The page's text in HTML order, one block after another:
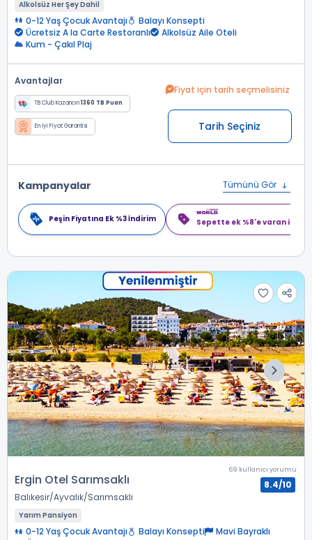
Alkolsüz Her Şey Dahil
0-12 Yaş Çocuk Avantajı
Balayı Konsepti
Ücretsiz A la Carte Restoranlı
Alkolsüz Aile Oteli
Kum - Çakıl Plaj
Avantajlar
TB Club Kazancın1360 TB Puan
En İyi Fiyat Garantisi
Fiyat için tarih seçmelisiniz
Tarih Seçiniz
Kampanyalar Tümünü Gör
Peşin Fiyatına Ek %3 İndirim Sepette ek %8'e varan
Ergin Otel Sarımsaklı
Balıkesir Ayvalık Sarımsaklı
69 kullanıcı yorumu
8.4/10
Yarım Pansiyon
0-12 Yaş Çocuk Avantajı Balayı Konsepti
Mavi Bayraklı